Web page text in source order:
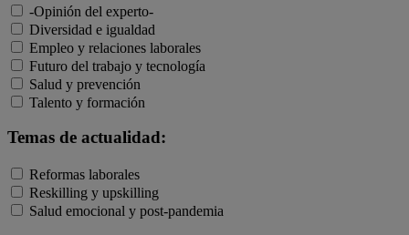
-Opinión del experto-
Diversidad e igualdad
Empleo y relaciones laborales
Futuro del trabajo y tecnología
Salud y prevención
Talento y formación
Temas de actualidad:
Reformas laborales
Reskilling y upskilling
Salud emocional y post-pandemia